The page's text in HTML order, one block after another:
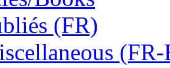
(FR)